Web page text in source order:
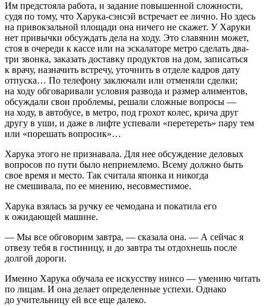
Им предстояла работа, и задание повышенной сложности,
судя по тому, что Харука-сэнсэй встречает ее лично. Но здесь
на привокзальной площади она ничего не скажет. У Харуки
нет привычки обсуждать дела на ходу. Это славянин может,
стоя в очереди к кассе или на эскалаторе метро сделать два-
три звонка, заказать доставку продуктов на дом, записаться
к врачу, назначить встречу, уточнить в отделе кадров дату
отпуска… По телефону заключали или отменяли сделки;
на ходу обговаривали условия развода и размер алиментов,
обсуждали свои проблемы, решали сложные вопросы —
на ходу, в автобусе, в метро, под грохот колес, крича друг
другу в уши, и даже в лифте успевали «перетереть» пару тем
или «порешать вопросик»…
Харука этого не признавала. Для нее обсуждение деловых
вопросов по пути было неприемлемо. Всему должно быть
свое время и место. Так считала японка и никогда
не смешивала, по ее мнению, несовместимое.
Харука взялась за ручку ее чемодана и покатила его
к ожидающей машине.
— Мы все обговорим завтра, — сказала она. — А сейчас я
отвезу тебя в гостиницу, и до завтра ты отдохнешь после
долгой дороги.
Именно Харука обучала ее искусству нинсо — умению читать
по лицам. И она делает определенные успехи. Однако
до учительницу ей все еще далеко.